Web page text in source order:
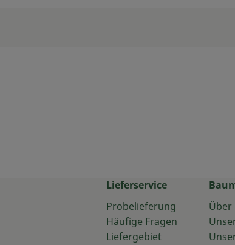
Lieferservice
Probelieferung
Häufige Fragen
Liefergebiet
Über